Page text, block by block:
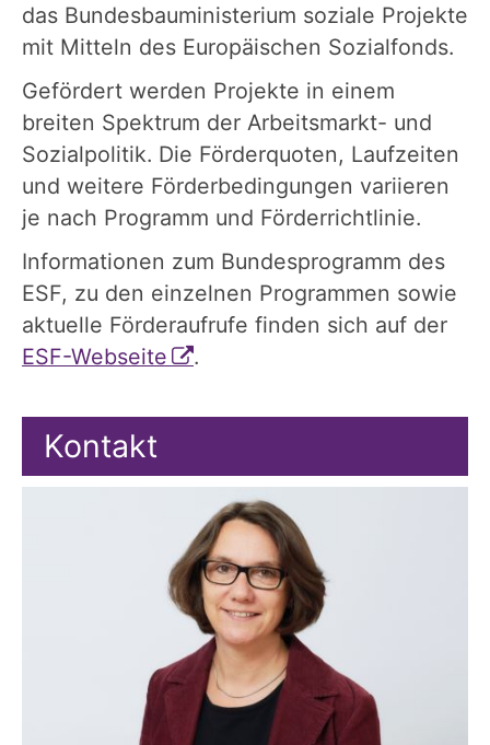
das Bundesbauministerium soziale Projekte
mit Mitteln des Europäischen Sozialfonds.
Gefördert werden Projekte in einem
breiten Spektrum der Arbeitsmarkt- und
Sozialpolitik. Die Förderquoten, Laufzeiten
und weitere Förderbedingungen variieren
je nach Programm und Förderrichtlinie.
Informationen zum Bundesprogramm des
ESF, zu den einzelnen Programmen sowie
aktuelle Förderaufrufe finden sich auf der
ESF-Webseite
.
Kontakt